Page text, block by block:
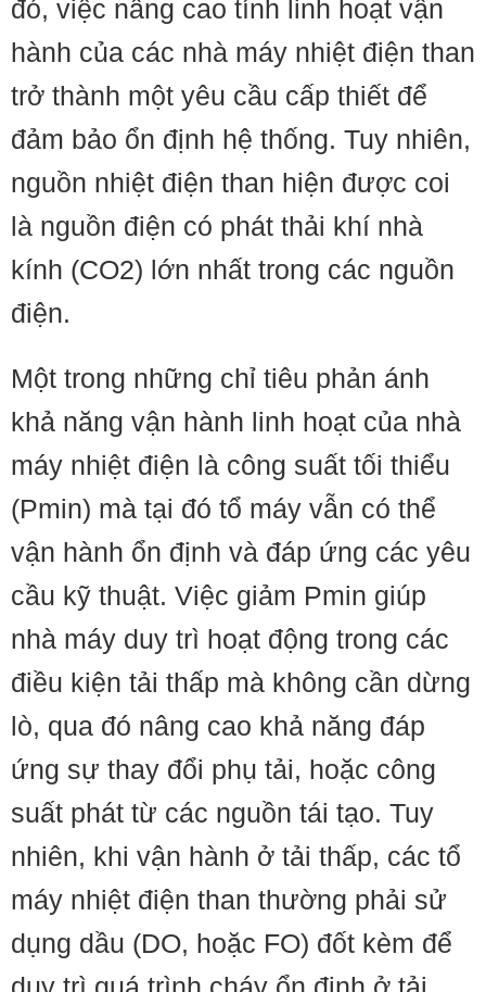
đó, việc nâng cao tính linh hoạt vận
hành của các nhà máy nhiệt điện than
trở thành một yêu cầu cấp thiết để
đảm bảo ổn định hệ thống. Tuy nhiên,
nguồn nhiệt điện than hiện được coi
là nguồn điện có phát thải khí nhà
kính (CO2) lớn nhất trong các nguồn
điện.
Một trong những chỉ tiêu phản ánh
khả năng vận hành linh hoạt của nhà
máy nhiệt điện là công suất tối thiểu
(Pmin) mà tại đó tổ máy vẫn có thể
vận hành ổn định và đáp ứng các yêu
cầu kỹ thuật. Việc giảm Pmin giúp
nhà máy duy trì hoạt động trong các
điều kiện tải thấp mà không cần dừng
lò, qua đó nâng cao khả năng đáp
ứng sự thay đổi phụ tải, hoặc công
suất phát từ các nguồn tái tạo. Tuy
nhiên, khi vận hành ở tải thấp, các tổ
máy nhiệt điện than thường phải sử
dụng dầu (DO, hoặc FO) đốt kèm để